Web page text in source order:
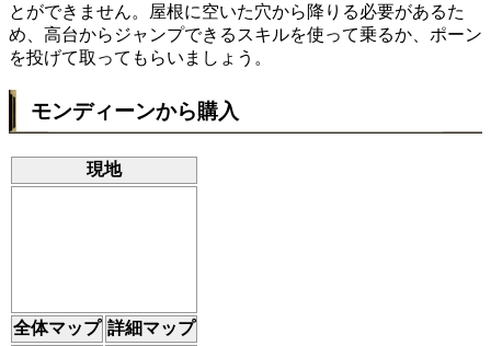
とができません。屋根に空いた穴から降りる必要があるた
め、高台からジャンプできるスキルを使って乗るか、ポーン
を投げて取ってもらいましょう。
モンディーンから購入
現地
全体マップ 詳細マップ